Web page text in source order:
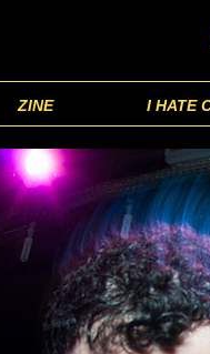
ZINE I HATE